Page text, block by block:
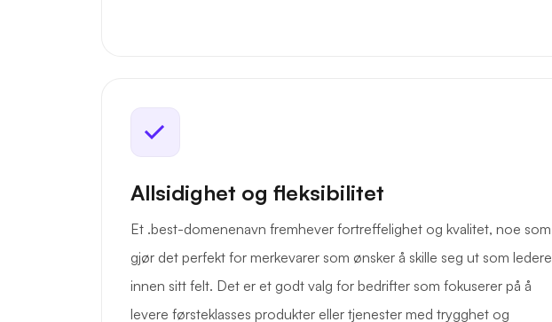
Allsidighet og fleksibilitet
Et .best-domenenavn fremhever fortreffelighet og kvalitet, noe som
gjør det perfekt for merkevarer som ønsker å skille seg ut som ledere
innen sitt felt. Det er et godt valg for bedrifter som fokuserer på å
levere førsteklasses produkter eller tjenester med trygghet og